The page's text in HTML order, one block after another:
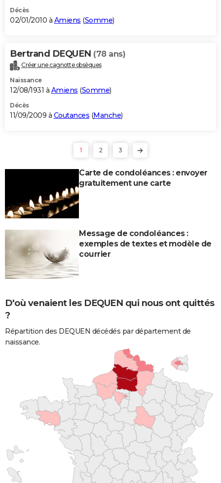
Décès
02/01/2010 à Amiens (Somme)
Bertrand DEQUEN (78 ans)
Créer une cagnotte obsèques
Naissance
12/08/1931 à Amiens (Somme)
Décès
11/09/2009 à Coutances (Manche)
1 2 3
Carte de condoléances : envoyer
gratuitement une carte
Message de condoléances :
exemples de textes et modèle de
courrier
D'où venaient les DEQUEN qui nous ont quittés
?
Répartition des DEQUEN décédés par département de
naissance.